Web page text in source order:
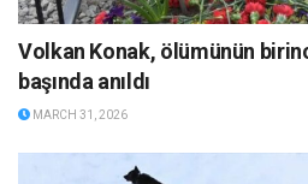
Volkan Konak, ölümünün
başında anıldı
MARCH 31, 2026